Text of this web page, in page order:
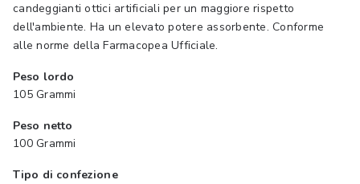
candeggianti ottici artificiali per un maggiore rispetto
dell'ambiente. Ha un elevato potere assorbente. Conforme
alle norme della Farmacopea Ufficiale.
Peso lordo
105 Grammi
Peso netto
100 Grammi
Tipo di confezione